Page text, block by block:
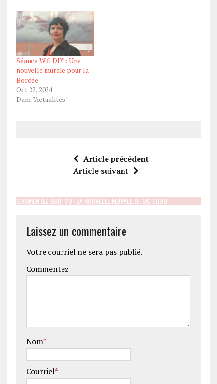
Séance Wifi DIY : Une
nouvelle murale pour la
Bordée
Oct 22, 2024
Dans "Actualités"
Article précédent
Article suivant
COMMENTEZ SUR "VU : LA NOUVELLE MURALE DE MC GROU"
Laissez un commentaire
Votre courriel ne sera pas publié.
Commentez
Nom*
Courriel*